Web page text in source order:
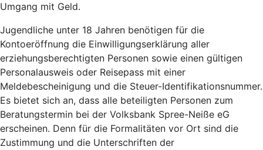
Umgang mit Geld.
Jugendliche unter 18 Jahren benötigen für die
Kontoeröffnung die Einwilligungserklärung aller
erziehungsberechtigten Personen sowie einen gültigen
Personalausweis oder Reisepass mit einer
Meldebescheinigung und die Steuer-Identifikationsnummer.
Es bietet sich an, dass alle beteiligten Personen zum
Beratungstermin bei der Volksbank Spree-Neiße eG
erscheinen. Denn für die Formalitäten vor Ort sind die
Zustimmung und die Unterschriften der